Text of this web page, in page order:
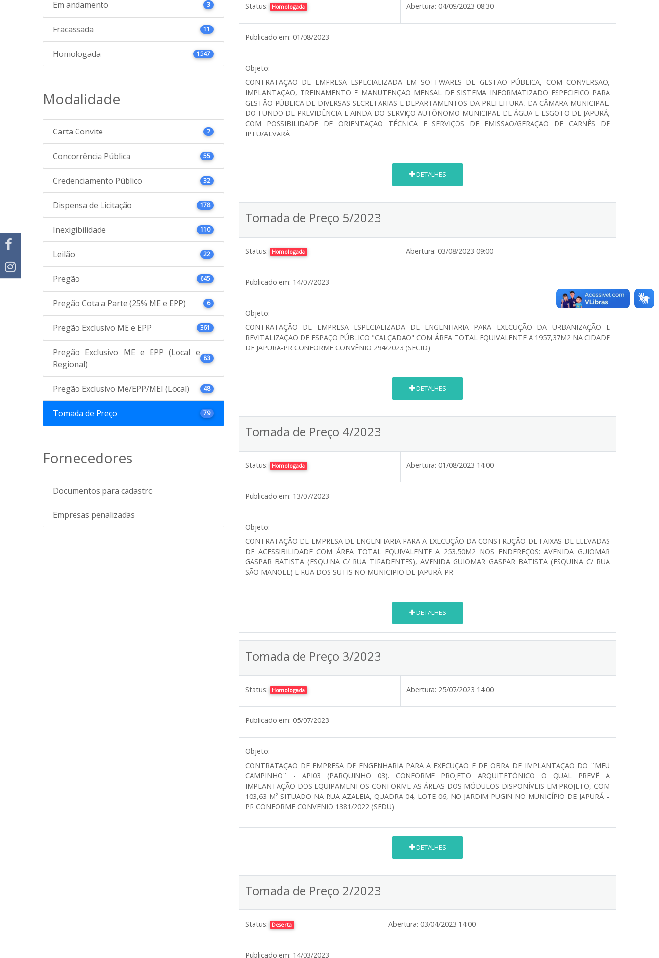
Em andamento 3
Fracassada 11
Homologada 1547
Modalidade
Carta Convite 2
Concorrência Pública 55
Credenciamento Público 32
Dispensa de Licitação 178
Inexigibilidade 110
Leilão 22
Pregão 645
Pregão Cota a Parte (25% ME e EPP) 6
Pregão Exclusivo ME e EPP 361
Pregão Exclusivo ME e EPP (Local e
Regional)
83
Pregão Exclusivo Me/EPP/MEI (Local) 48
Tomada de Preço 79
Fornecedores
Documentos para cadastro
Empresas penalizadas
Status: Homologada Abertura: 04/09/2023 08:30
Publicado em: 01/08/2023
Objeto:
CONTRATAÇÃO DE EMPRESA ESPECIALIZADA EM SOFTWARES DE GESTÃO PÚBLICA, COM CONVERSÃO,
IMPLANTAÇÃO, TREINAMENTO E MANUTENÇÃO MENSAL DE SISTEMA INFORMATIZADO ESPECIFICO PARA
GESTÃO PÚBLICA DE DIVERSAS SECRETARIAS E DEPARTAMENTOS DA PREFEITURA, DA CÂMARA MUNICIPAL,
DO FUNDO DE PREVIDÊNCIA E AINDA DO SERVIÇO AUTÔNOMO MUNICIPAL DE ÁGUA E ESGOTO DE JAPURÁ,
COM POSSIBILIDADE DE ORIENTAÇÃO TÉCNICA E SERVIÇOS DE EMISSÃO/GERAÇÃO DE CARNÊS DE
IPTU/ALVARÁ
DETALHES
Tomada de Preço 5/2023
Status: Homologada Abertura: 03/08/2023 09:00
Publicado em: 14/07/2023
Objeto:
CONTRATAÇÃO DE EMPRESA ESPECIALIZADA DE ENGENHARIA PARA EXECUÇÃO DA URBANIZAÇÃO E
REVITALIZAÇÃO DE ESPAÇO PÚBLICO "CALÇADÃO" COM ÁREA TOTAL EQUIVALENTE A 1957,37M2 NA CIDADE
DE JAPURÁ-PR CONFORME CONVÊNIO 294/2023 (SECID)
DETALHES
Tomada de Preço 4/2023
Status: Homologada Abertura: 01/08/2023 14:00
Publicado em: 13/07/2023
Objeto:
CONTRATAÇÃO DE EMPRESA DE ENGENHARIA PARA A EXECUÇÃO DA CONSTRUÇÃO DE FAIXAS DE ELEVADAS
DE ACESSIBILIDADE COM ÁREA TOTAL EQUIVALENTE A 253,50M2 NOS ENDEREÇOS: AVENIDA GUIOMAR
GASPAR BATISTA (ESQUINA C/ RUA TIRADENTES), AVENIDA GUIOMAR GASPAR BATISTA (ESQUINA C/ RUA
SÃO MANOEL) E RUA DOS SUTIS NO MUNICIPIO DE JAPURÁ-PR
DETALHES
Tomada de Preço 3/2023
Status: Homologada Abertura: 25/07/2023 14:00
Publicado em: 05/07/2023
Objeto:
CONTRATAÇÃO DE EMPRESA DE ENGENHARIA PARA A EXECUÇÃO E DE OBRA DE IMPLANTAÇÃO DO ¨MEU
CAMPINHO¨ - API03 (PARQUINHO 03). CONFORME PROJETO ARQUITETÔNICO O QUAL PREVÊ A
IMPLANTAÇÃO DOS EQUIPAMENTOS CONFORME AS ÁREAS DOS MÓDULOS DISPONÍVEIS EM PROJETO, COM
103,63 M² SITUADO NA RUA AZALEIA, QUADRA 04, LOTE 06, NO JARDIM PUGIN NO MUNICÍPIO DE JAPURÁ –
PR CONFORME CONVENIO 1381/2022 (SEDU)
DETALHES
Tomada de Preço 2/2023
Status: Deserta Abertura: 03/04/2023 14:00
Publicado em: 14/03/2023